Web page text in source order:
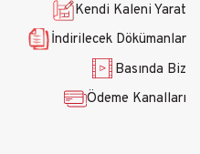
Kendi Kaleni Yarat
İndirilecek Dökümanlar
Basında Biz
Ödeme Kanalları